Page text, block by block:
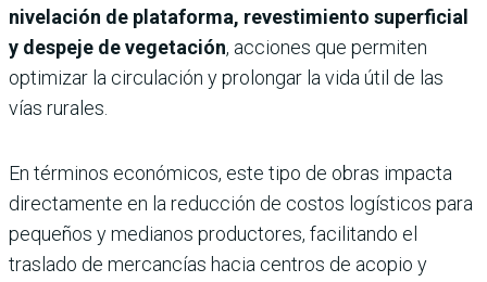
nivelación de plataforma, revestimiento superficial
y despeje de vegetación, acciones que permiten
optimizar la circulación y prolongar la vida útil de las
vías rurales.
En términos económicos, este tipo de obras impacta
directamente en la reducción de costos logísticos para
pequeños y medianos productores, facilitando el
traslado de mercancías hacia centros de acopio y